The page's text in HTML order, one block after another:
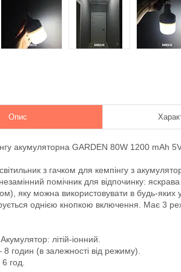
Опис
акумуляторна GARDEN 80W 1200 mAh
з гачком для кемпінгу з
помічник для відпочинку:
яку можна використовувати в будь-яких
однією кнопкою включення. Має 3
літій-іонний.
годин (в залежності від режиму).
год.